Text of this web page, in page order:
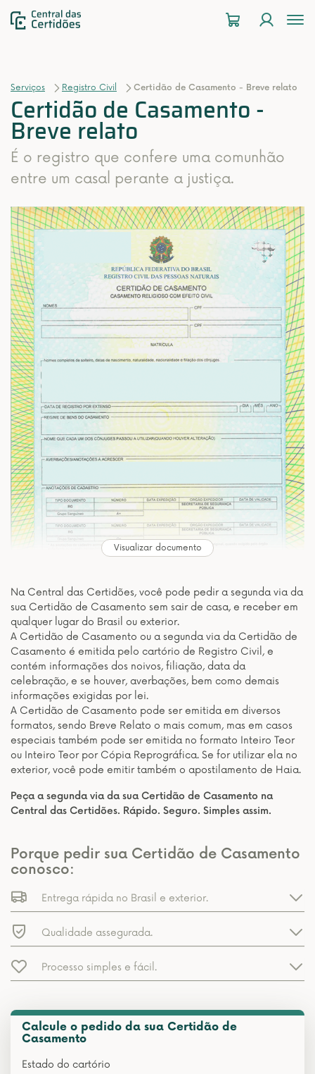
Serviços Registro Civil Certidão de Casamento - Breve relato
Certidão de Casamento -
Breve relato
É o registro que confere uma comunhão
entre um casal perante a justiça.
Visualizar documento
Na Central das Certidões, você pode pedir a segunda via da
sua Certidão de Casamento sem sair de casa, e receber em
qualquer lugar do Brasil ou exterior.
A Certidão de Casamento ou a segunda via da Certidão de
Casamento é emitida pelo cartório de Registro Civil, e
contém informações dos noivos, filiação, data da
celebração, e se houver, averbações, bem como demais
informações exigidas por lei.
A Certidão de Casamento pode ser emitida em diversos
formatos, sendo Breve Relato o mais comum, mas em casos
especiais também pode ser emitida no formato Inteiro Teor
ou Inteiro Teor por Cópia Reprográfica. Se for utilizar ela no
exterior, você pode emitir também o apostilamento de Haia.
Peça a segunda via da sua Certidão de Casamento na
Central das Certidões. Rápido. Seguro. Simples assim.
Porque pedir sua Certidão de Casamento
conosco:
Entrega rápida no Brasil e exterior.
Qualidade assegurada.
Processo simples e fácil.
Calcule o pedido da sua Certidão de
Casamento
Estado do cartório